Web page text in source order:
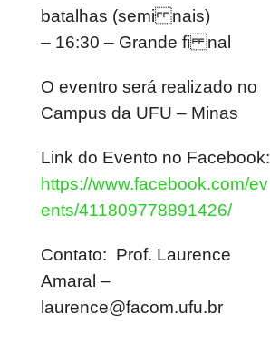
batalhas (semi nais)
– 16:30 – Grande fi nal
O eventro será realizado no
Campus da UFU – Minas
Link do Evento no Facebook:
https://www.facebook.com/ev
ents/411809778891426/
Contato: Prof. Laurence
Amaral –
laurence@facom.ufu.br